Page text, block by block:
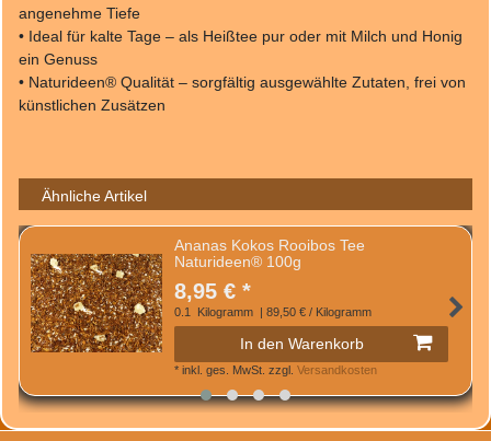
angenehme Tiefe
• Ideal für kalte Tage – als Heißtee pur oder mit Milch und Honig
ein Genuss
• Naturideen® Qualität – sorgfältig ausgewählte Zutaten, frei von
künstlichen Zusätzen
Ähnliche Artikel
Ananas Kokos Rooibos Tee
Naturideen® 100g
8,95 € *
0.1 Kilogramm | 89,50 € / Kilogramm
In den Warenkorb
* inkl. ges. MwSt. zzgl. Versandkosten